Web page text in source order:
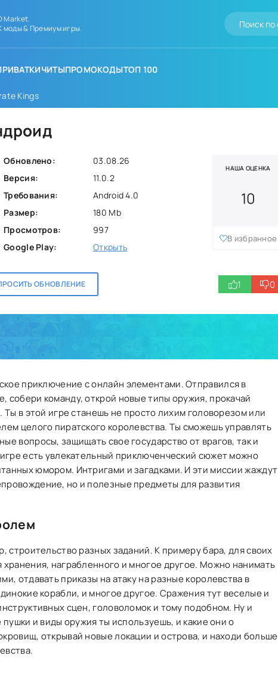
Market.
моды & Премиум игры.
ЧИТЫПРОМОКОДЫТОП 100
Kings
Обновлено:
03.08.26
Версия:
11.0.2
Требования:
Android 4.0
Размер:
180 Mb
Просмотров:
997
Google Play:
Открыть
НАША ОЦЕНКА
10
В избранное
ОБНОВЛЕНИЕ 1 0
приключение с онлайн элементами. Отправился в
собери команду, открой новые типы оружия, прокачай
Ты в этой игре станешь не просто лихим головорезом или
целого пиратского королевства. Ты сможешь управлять
вопросы, защищать свое государство от врагов, так и
есть увлекательный приключенческий сюжет можно
юмором. Интригами и загадками. И эти миссии жаждут
но и полезные предметы для развития
строительство разных заданий. К примеру бара, для своих
награбленного и многое другое. Можно нанимать
отдавать приказы на атаку на разные королевства в
корабли, и многое другое. Сражения тут веселые и
сцен, головоломок и тому подобном. Ну и
пушки и виды оружия ты используешь, и какие они о
открывай новые локации и острова, и находи больше